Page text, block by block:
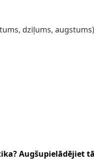
dziļums, augstums)
Augšupielādējiet